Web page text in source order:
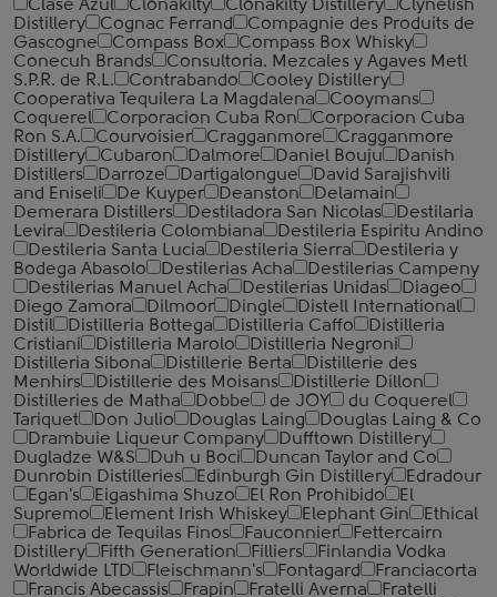
Clase Azul
Clonakilty Clonakilty Distillery
Clynelish
Distillery
Cognac Ferrand
Compagnie des Produits de
Gascogne
Compass Box
Compass Box Whisky
Conecuh Brands
Consultoria. Mezcales y Agaves Metl
S.P.R. de R.L.
Contrabando
Cooley Distillery
Cooperativa Tequilera La Magdalena
Cooymans
Coquerel
Corporacion Cuba Ron
Corporacion Cuba
Ron S.A.
Courvoisier Cragganmore
Cragganmore
Distillery
Cubaron Dalmore Daniel Bouju
Danish
Distillers
Darroze Dartigalongue
David Sarajishvili
and Eniseli
De Kuyper Deanston
Delamain
Demerara Distillers
Destiladora San Nicolas
Destilaria
Levira
Destileria Colombiana
Destileria Espiritu Andino
Destileria Santa Lucia
Destileria Sierra
Destileria y
Bodega Abasolo
Destilerias Acha
Destilerias Campeny
Destilerias Manuel Acha
Destilerias Unidas
Diageo
Diego Zamora
Dilmoor Dingle
Distell International
Distil
Distilleria Bottega Distilleria Caffo
Distilleria
Cristiani
Distilleria Marolo
Distilleria Negroni
Distilleria Sibona
Distillerie Berta
Distillerie des
Menhirs
Distillerie des Moisans
Distillerie Dillon
Distilleries de Matha
Dobbe de JOY
du Coquerel
Tariquet
Don Julio Douglas Laing
Douglas Laing & Co
Drambuie Liqueur Company
Dufftown Distillery
Dugladze W&S
Duh u Boci
Duncan Taylor and Co
Dunrobin Distilleries
Edinburgh Gin Distillery
Edradour
Egan's
Eigashima Shuzo El Ron Prohibido
El
Supremo
Element Irish Whiskey Elephant Gin
Ethical
Fabrica de Tequilas Finos
Fauconnier
Fettercairn
Distillery
Fifth Generation Filliers
Finlandia Vodka
Worldwide LTD
Fleischmann's Fontagard
Franciacorta
Francis Abecassis
Frapin Fratelli Averna
Fratelli